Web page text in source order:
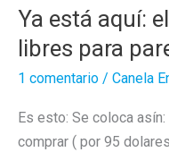
Ya está aquí:
libres para
1 comentario / Canela
Es esto: Se coloca
comprar ( por 95